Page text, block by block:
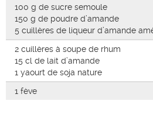
100 g de sucre semoule
150 g de poudre d’amande
5 cuillères de liqueur d’amande
2 cuillères à soupe de rhum
15 cl de lait d’amande
1 yaourt de soja nature
1 fève